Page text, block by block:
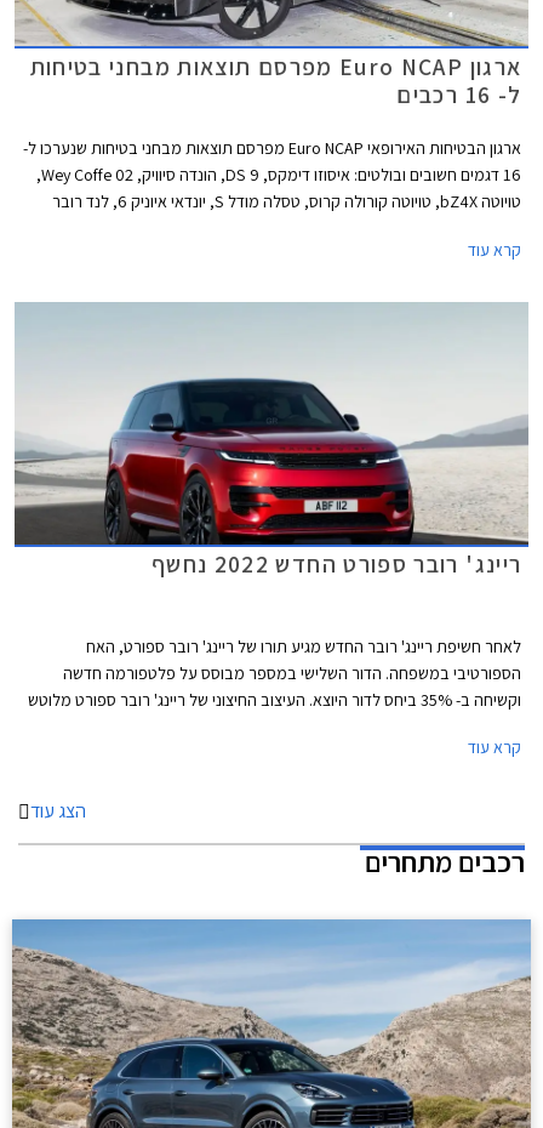
ארגון Euro NCAP מפרסם תוצאות מבחני בטיחות
ל- 16 רכבים
ארגון הבטיחות האירופאי Euro NCAP מפרסם תוצאות מבחני בטיחות שנערכו ל-
16 דגמים חשובים ובולטים: איסוזו דימקס, DS 9, הונדה סיוויק, Wey Coffe 02,
טויוטה bZ4X, טויוטה קורולה קרוס, טסלה מודל S, יונדאי איוניק 6, לנד רובר
קרא עוד
ריינג' רובר ספורט החדש 2022 נחשף
לאחר חשיפת ריינג' רובר החדש מגיע תורו של ריינג' רובר ספורט, האח
הספורטיבי במשפחה. הדור השלישי במספר מבוסס על פלטפורמה חדשה
וקשיחה ב- 35% ביחס לדור היוצא. העיצוב החיצוני של ריינג' רובר ספורט מלוטש
מרשימה ונקיה. מלפנים ומאחור הותקנו פנסים צרים ופגושים מעוגלים ומעודנים
הקדמיות, ידיות דלתות שקועות, וחלונות צד בהתקנה שטוחה ביחס לקורות הצד.
מותקנת מצלמה עבור המראה המרכזית הדיגיטלית.
קרא עוד
הצג עוד
רכבים מתחרים